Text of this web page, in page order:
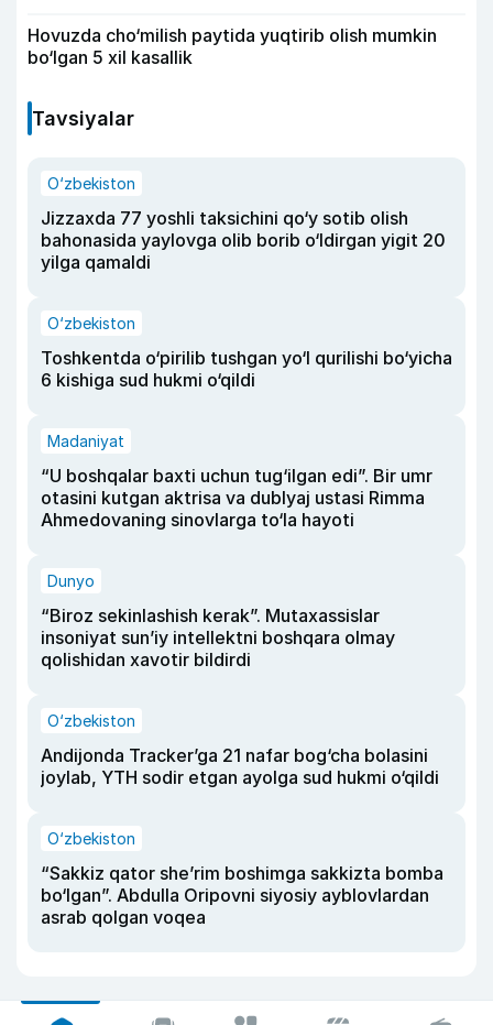
Hovuzda cho‘milish paytida yuqtirib olish mumkin
bo‘lgan 5 xil kasallik
Tavsiyalar
O‘zbekiston
Jizzaxda 77 yoshli taksichini qo‘y sotib olish
bahonasida yaylovga olib borib o‘ldirgan yigit 20
yilga qamaldi
O‘zbekiston
Toshkentda o‘pirilib tushgan yo‘l qurilishi bo‘yicha
6 kishiga sud hukmi o‘qildi
Madaniyat
“U boshqalar baxti uchun tug‘ilgan edi”. Bir umr
otasini kutgan aktrisa va dublyaj ustasi Rimma
Ahmedovaning sinovlarga to‘la hayoti
Dunyo
“Biroz sekinlashish kerak”. Mutaxassislar
insoniyat sun’iy intellektni boshqara olmay
qolishidan xavotir bildirdi
O‘zbekiston
Andijonda Tracker’ga 21 nafar bog‘cha bolasini
joylab, YTH sodir etgan ayolga sud hukmi o‘qildi
O‘zbekiston
“Sakkiz qator she’rim boshimga sakkizta bomba
bo‘lgan”. Abdulla Oripovni siyosiy ayblovlardan
asrab qolgan voqea